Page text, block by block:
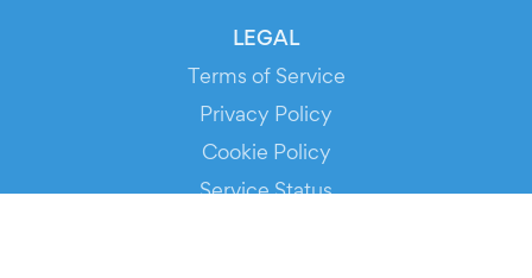
LEGAL
Terms of Service
Privacy Policy
Cookie Policy
Service Status